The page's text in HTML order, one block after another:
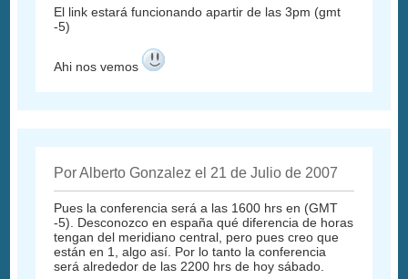
El link estará funcionando apartir de las 3pm (gmt
-5)
Ahi nos vemos
Por Alberto Gonzalez el 21 de Julio de 2007
Pues la conferencia será a las 1600 hrs en (GMT
-5). Desconozco en españa qué diferencia de horas
tengan del meridiano central, pero pues creo que
están en 1, algo así. Por lo tanto la conferencia
será alrededor de las 2200 hrs de hoy sábado.